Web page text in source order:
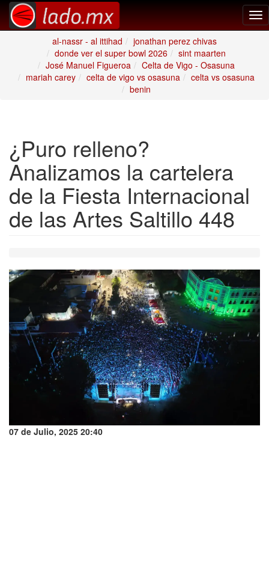
al-nassr - al ittihad
jonathan perez chivas
donde ver el super bowl 2026
sint maarten
José Manuel Figueroa
Celta de Vigo - Osasuna
mariah carey
celta de vigo vs osasuna
celta vs osasuna
benin
¿Puro relleno?
Analizamos la cartelera
de la Fiesta Internacional
de las Artes Saltillo 448
07 de Julio, 2025 20:40